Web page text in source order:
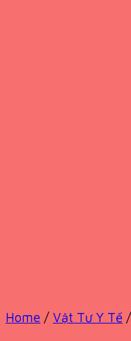
Home / Vật Tư Y Tế /